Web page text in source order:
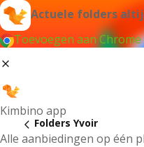
Actuele folders
Toevoegen aan Chrome
Kimbino app
Alle aanbiedingen op één
Folders Yvoir